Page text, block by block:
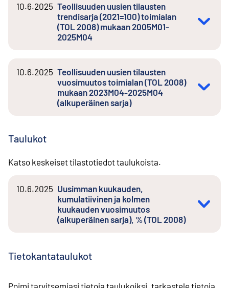
10.6.2025 Teollisuuden uusien tilausten
trendisarja (2021=100) toimialan
(TOL 2008) mukaan 2005M01-
2025M04
10.6.2025 Teollisuuden uusien tilausten
vuosimuutos toimialan (TOL 2008)
mukaan 2023M04-2025M04
(alkuperäinen sarja)
Taulukot
Katso keskeiset tilastotiedot taulukoista.
10.6.2025 Uusimman kuukauden,
kumulatiivinen ja kolmen
kuukauden vuosimuutos
(alkuperäinen sarja), % (TOL 2008)
Tietokantataulukot
Poimi tarvitsemiasi tietoja taulukoiksi, tarkastele tietoja